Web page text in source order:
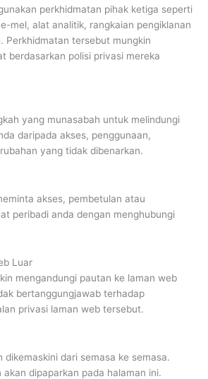
perkhidmatan pihak ketiga seperti
mel, alat analitik, rangkaian pengiklanan
Perkhidmatan tersebut mungkin
berdasarkan polisi privasi mereka
yang munasabah untuk melindungi
daripada akses, penggunaan,
yang tidak dibenarkan.
akses, pembetulan atau
peribadi anda dengan menghubungi
Luar
mengandungi pautan ke laman web
bertanggungjawab terhadap
privasi laman web tersebut.
dikemaskini dari semasa ke semasa.
akan dipaparkan pada halaman ini.